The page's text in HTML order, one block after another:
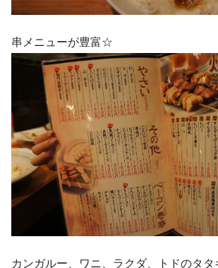
串メニューが豊富☆
カンガルー、ワニ、ラクダ、トドのタタ